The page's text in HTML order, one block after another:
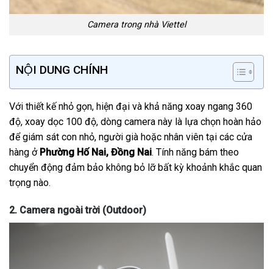
Camera trong nhà Viettel
NỘI DUNG CHÍNH
Với thiết kế nhỏ gọn, hiện đại và khả năng xoay ngang 360
độ, xoay dọc 100 độ, dòng camera này là lựa chọn hoàn hảo
để giám sát con nhỏ, người già hoặc nhân viên tại các cửa
hàng ở Phường Hố Nai, Đồng Nai. Tính năng bám theo
chuyển động đảm bảo không bỏ lỡ bất kỳ khoảnh khắc quan
trọng nào.
2. Camera ngoài trời (Outdoor)